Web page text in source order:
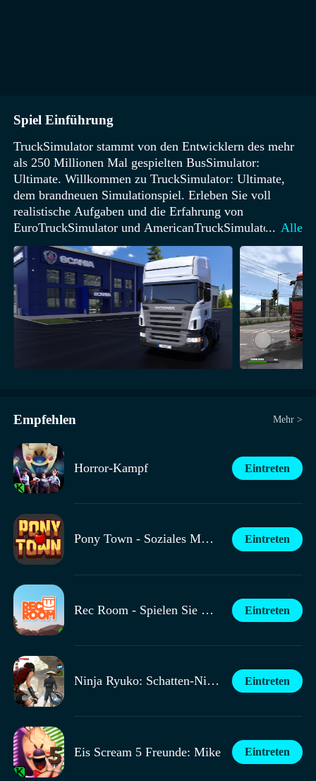
Spiel Einführung
TruckSimulator stammt von den Entwicklern des mehr
als 250 Millionen Mal gespielten BusSimulator:
Ultimate. Willkommen zu TruckSimulator: Ultimate,
dem brandneuen Simulationspiel. Erleben Sie voll
realistische Aufgaben und die Erfahrung von
EuroTruckSimulator und AmericanTruckSimulator.
Zum ersten Mal kombiniert ein Spiel Simulation und
Tycoon-Elemente. Gründen Sie Ihr Unternehmen,
stellen Sie Mitarbeiter ein und erweitern Sie Ihre Flotte.
Werden Sie der König der Straßen, während Sie von
einem Ende der Welt zum anderen reisen.
... Alle
Empfehlen Mehr >
Horror-Kampf Eintreten
Pony Town - Soziales MMORPG Eintreten
Rec Room - Spielen Sie mit Freunden! Eintreten
Ninja Ryuko: Schatten-Ninja-Spiel Eintreten
Eis Scream 5 Freunde: Mike Eintreten